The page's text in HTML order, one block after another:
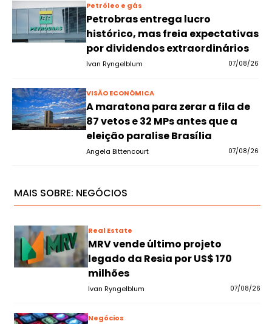
Petróleo e gás
Petrobras entrega lucro
histórico, mas freia expectativas
por dividendos extraordinários
Ivan Ryngelblum 07/08/26
VISÃO ECONÔMICA
A maratona para zerar a fila de
87 vetos e 32 MPs antes que a
eleição paralise Brasília
Angela Bittencourt 07/08/26
MAIS SOBRE: NEGÓCIOS
Real Estate
MRV vende último projeto
legado da Resia por US$ 170
milhões
Ivan Ryngelblum 07/08/26
Negócios